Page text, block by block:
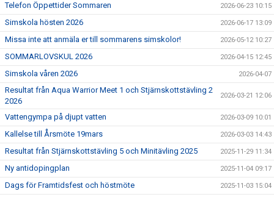
Telefon Öppettider Sommaren 2026-06-23 10:15
Simskola hösten 2026 2026-06-17 13:09
Missa inte att anmäla er till sommarens simskolor! 2026-05-12 10:27
SOMMARLOVSKUL 2026 2026-04-15 12:45
Simskola våren 2026 2026-04-07
Resultat från Aqua Warrior Meet 1 och Stjärnskottstävling 2
2026
2026-03-21 12:06
Vattengympa på djupt vatten 2026-03-09 10:01
Kallelse till Årsmöte 19mars 2026-03-03 14:43
Resultat från Stjärnskottstävling 5 och Minitävling 2025 2025-11-29 11:34
Ny antidopingplan 2025-11-04 09:17
Dags för Framtidsfest och höstmöte 2025-11-03 15:04